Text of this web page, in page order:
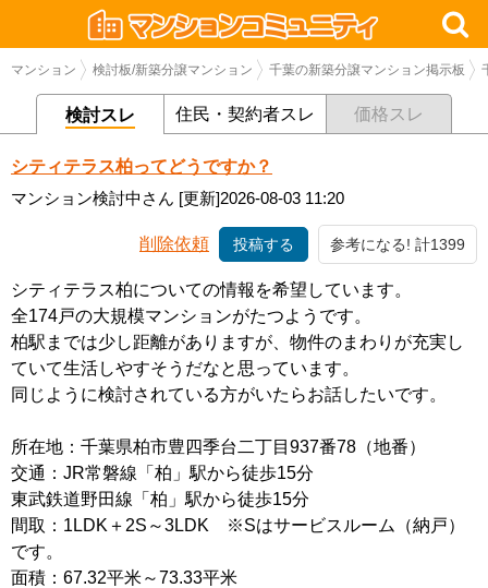
マンション 検討板/新築分譲マンション 千葉の新築分譲マンション掲示板
検討スレ 住民・契約者スレ 価格スレ
シティテラス柏ってどうですか？
マンション検討中さん [更新]2026-08-03 11:20
削除依頼 投稿する 参考になる! 計1399
シティテラス柏についての情報を希望しています。
全174戸の大規模マンションがたつようです。
柏駅までは少し距離がありますが、物件のまわりが充実し
ていて生活しやすそうだなと思っています。
同じように検討されている方がいたらお話したいです。
所在地：千葉県柏市豊四季台二丁目937番78（地番）
交通：JR常磐線「柏」駅から徒歩15分
東武鉄道野田線「柏」駅から徒歩15分
間取：1LDK＋2S～3LDK ※Sはサービスルーム（納戸）
です。
面積：67.32平米～73.33平米